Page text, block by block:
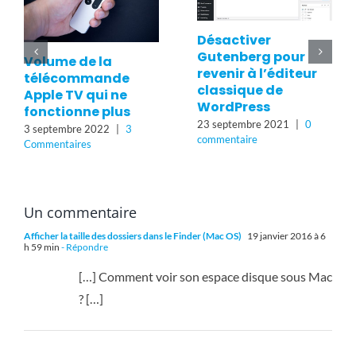
pour
à l’éditeur
de
2021
0
Comment Réparer
les Lampes Philips
Hue qui ne
Répondent Plus
dans Apple
HomeKit avec
Apple TV 4K
Un commentaire
- Répondre
[…] Comment voir son espace disque sous Mac